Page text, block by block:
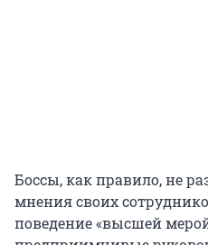
Боссы, как правило, не
мнения своих
поведение «высшей